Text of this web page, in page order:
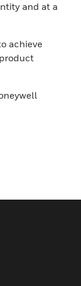
and at a
achieve